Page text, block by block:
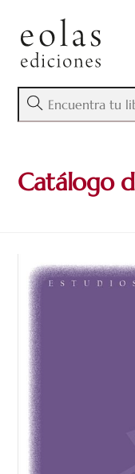
content
Catálogo